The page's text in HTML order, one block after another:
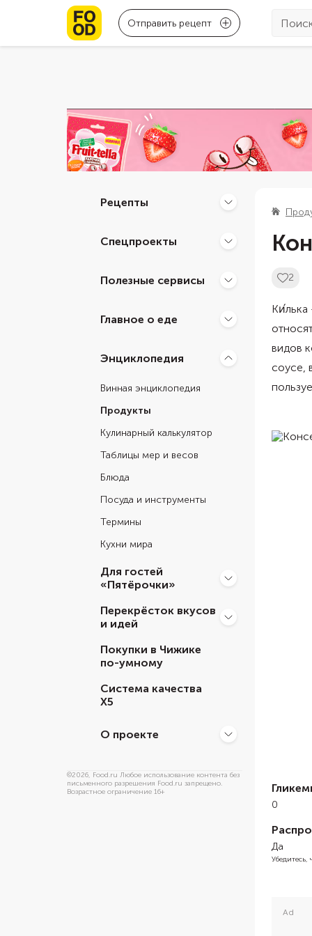
Отправить рецепт
Рецепты
Спецпроекты
Полезные сервисы
Главное о еде
Энциклопедия
Винная энциклопедия
Продукты
Кулинарный калькулятор
Таблицы мер и весов
Блюда
Посуда и инструменты
Термины
Кухни мира
Для гостей
«Пятёрочки»
Перекрёсток вкусов
и идей
Покупки в Чижике
по-умному
Система качества
Х5
О проекте
©2026, Food.ru Любое использование контента без
письменного разрешения Food.ru запрещено.
Возрастное ограничение 16+
2
видов
соусе,
0
Да
Убедитесь,
Ad